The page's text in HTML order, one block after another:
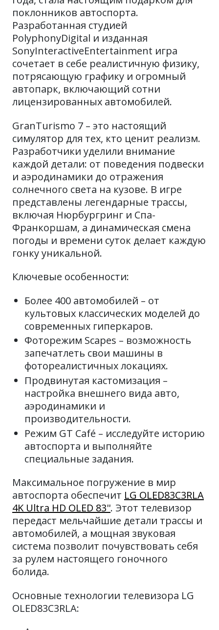
поклонников автоспорта.
Разработанная студией
PolyphonyDigital и изданная
SonyInteractiveEntertainment игра
сочетает в себе реалистичную физику,
потрясающую графику и огромный
автопарк, включающий сотни
лицензированных автомобилей.
GranTurismo 7 – это настоящий
симулятор для тех, кто ценит реализм.
Разработчики уделили внимание
каждой детали: от поведения подвески
и аэродинамики до отражения
солнечного света на кузове. В игре
представлены легендарные трассы,
включая Нюрбургринг и Спа-
Франкоршам, а динамическая смена
погоды и времени суток делает каждую
гонку уникальной.
Ключевые особенности:
Более 400 автомобилей – от
культовых классических моделей до
современных гиперкаров.
Фоторежим Scapes – возможность
запечатлеть свои машины в
фотореалистичных локациях.
Продвинутая кастомизация –
настройка внешнего вида авто,
аэродинамики и
производительности.
Режим GT Café – исследуйте историю
автоспорта и выполняйте
специальные задания.
Максимальное погружение в мир
автоспорта обеспечит LG OLED83C3RLA
4K Ultra HD OLED 83''. Этот телевизор
передаст мельчайшие детали трассы и
автомобилей, а мощная звуковая
система позволит почувствовать себя
за рулем настоящего гоночного
болида.
Основные технологии телевизора LG
OLED83C3RLA: